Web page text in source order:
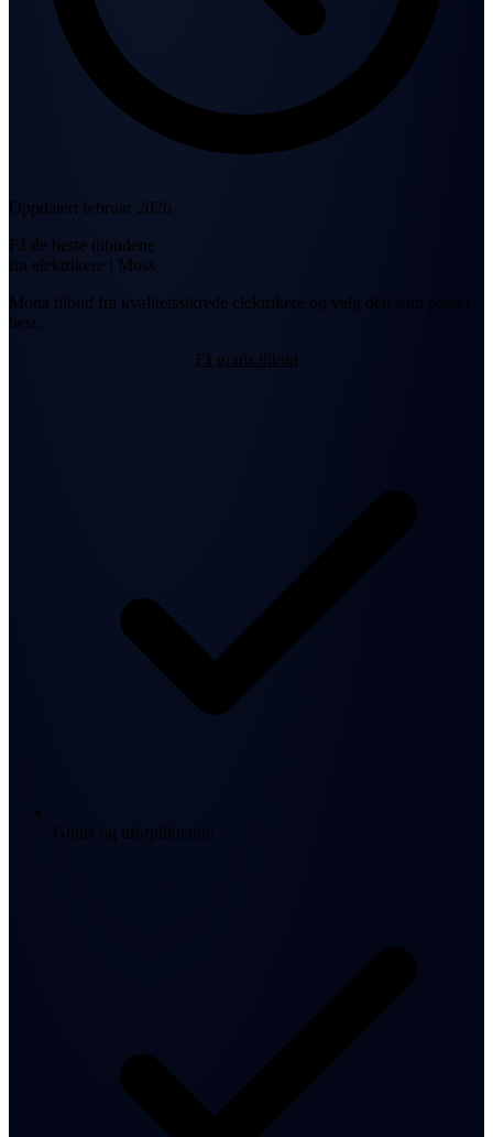
Oppdatert februar 2026
Få de beste tilbudene
fra elektrikere i Moss
Motta tilbud fra kvalitetssikrede elektrikere og velg den som passer
best.
Få gratis tilbud
Gratis og uforpliktende